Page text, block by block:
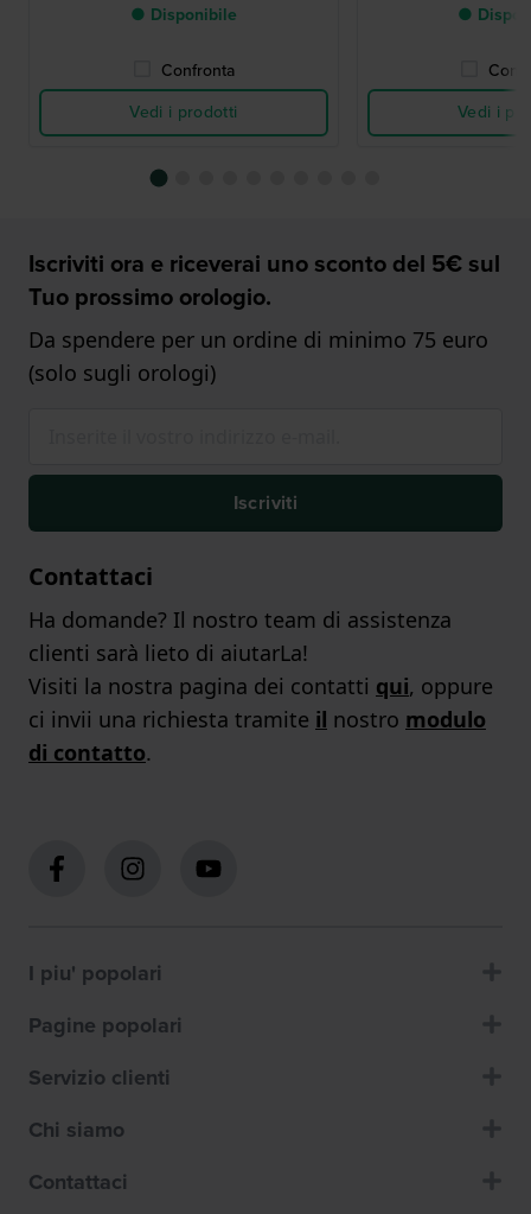
● Disponibile
Confronta
Vedi i prodotti
●
Vedi i
Iscriviti ora e riceverai uno sconto del 5€ sul
Tuo prossimo orologio.
Da spendere per un ordine di minimo 75 euro
(solo sugli orologi)
Iscriviti
Contattaci
Ha domande? Il nostro team di assistenza
clienti sarà lieto di aiutarLa!
Visiti la nostra pagina dei contatti qui, oppure
ci invii una richiesta tramite il nostro modulo
di contatto.
I piu' popolari
Pagine popolari
Servizio clienti
Chi siamo
Contattaci